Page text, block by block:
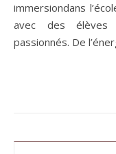
immersiondans
avec des élèves
passionnés. De